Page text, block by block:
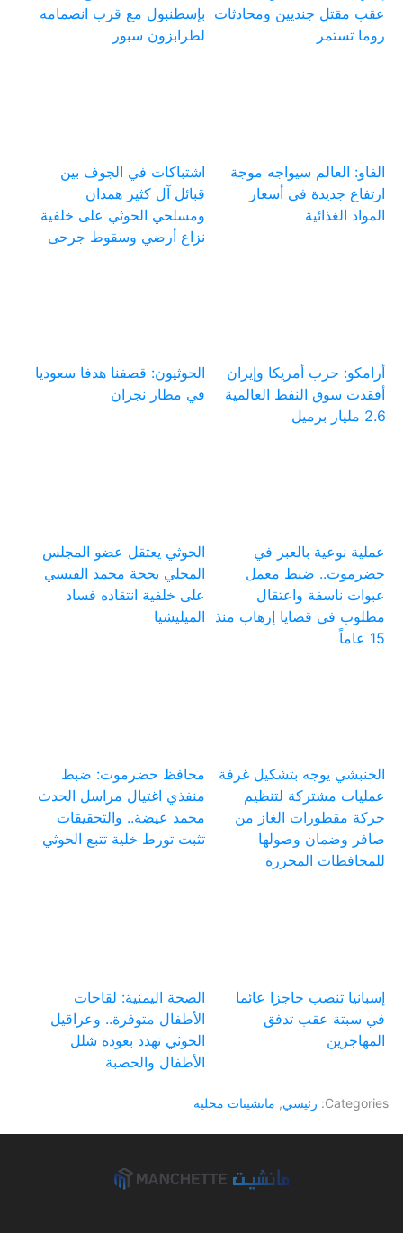
عقب مقتل جنديين ومحادثات
روما تستمر
بإسطنبول مع قرب انضمامه
لطرابزون سبور
الفاو: العالم سيواجه موجة
ارتفاع جديدة في أسعار
المواد الغذائية
اشتباكات في الجوف بين
قبائل آل كثير همدان
ومسلحي الحوثي على خلفية
نزاع أرضي وسقوط جرحى
أرامكو: حرب أمريكا وإيران
أفقدت سوق النفط العالمية
2.6 مليار برميل
الحوثيون: قصفنا هدفا سعوديا
في مطار نجران
عملية نوعية بالعبر في
حضرموت.. ضبط معمل
عبوات ناسفة واعتقال
مطلوب في قضايا إرهاب منذ
15 عاماً
الحوثي يعتقل عضو المجلس
المحلي بحجة محمد القيسي
على خلفية انتقاده فساد
الميليشيا
الخنبشي يوجه بتشكيل غرفة
عمليات مشتركة لتنظيم
حركة مقطورات الغاز من
صافر وضمان وصولها
للمحافظات المحررة
محافظ حضرموت: ضبط
منفذي اغتيال مراسل الحدث
محمد عيضة.. والتحقيقات
تثبت تورط خلية تتبع الحوثي
إسبانيا تنصب حاجزا عائما
في سبتة عقب تدفق
المهاجرين
الصحة اليمنية: لقاحات
الأطفال متوفرة.. وعراقيل
الحوثي تهدد بعودة شلل
الأطفال والحصبة
Categories: رئيسي, مانشيتات محلية